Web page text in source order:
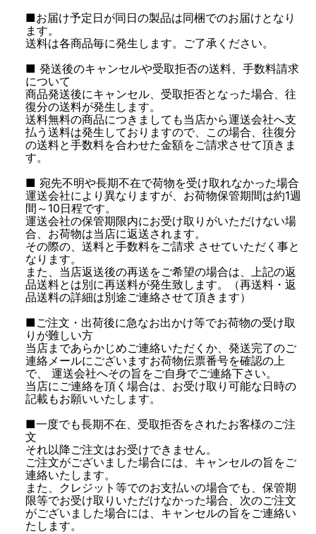
■お届け予定日が同日の製品は同梱でのお届けとなり
ます。
送料は各商品毎に発生します。ご了承ください。
■ 発送後のキャンセルや受取拒否の送料、手数料請求
について
商品発送後にキャンセル、受取拒否となった場合、往
復分の送料が発生します。
送料無料の商品につきましても当店から運送会社へ支
払う送料は発生しておりますので、この場合、往復分
の送料と手数料を合わせた金額をご請求させて頂きま
す。
■ 宛先不明や長期不在で荷物を受け取れなかった場合
運送会社により異なりますが、お荷物保管期間は約1週
間～10日程です。
運送会社の保管期限内にお受け取りがいただけない場
合、お荷物は当店に返送されます。
その際の、送料と手数料をご請求 させていただく事と
なります。
また、当店返送後の再送をご希望の場合は、上記の返
品送料とは別に再送料が発生致します。（再送料・返
品送料の詳細は別途ご連絡させて頂きます）
■ご注文・出荷後に急なお出かけ等でお荷物の受け取
りが難しい方
当店まであらかじめご連絡いただくか、発送完了のご
連絡メールにございますお荷物伝票番号を確認の上
で、 運送会社へその旨をご自身でご連絡下さい。
当店にご連絡を頂く場合は、お受け取り可能な日時の
記載もお願いいたします。
■一度でも長期不在、受取拒否をされたお客様のご注
文
それ以降ご注文はお受けできません。
ご注文がございました場合には、キャンセルの旨をご
連絡いたします。
また、クレジット等でのお支払いの場合でも、保管期
限等でお受け取りいただけなかった場合、次のご注文
がございました場合には、キャンセルの旨をご連絡い